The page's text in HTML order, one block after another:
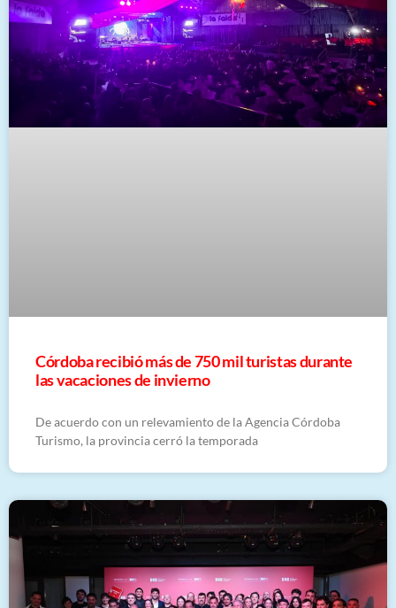
Córdoba recibió más de 750 mil turistas durante
las vacaciones de invierno
De acuerdo con un relevamiento de la Agencia Córdoba
Turismo, la provincia cerró la temporada